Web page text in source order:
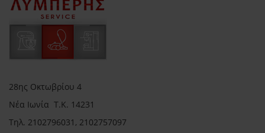
28ης Οκτωβρίου 4
Νέα Ιωνία Τ.Κ. 14231
Τηλ. 2102796031, 2102757097